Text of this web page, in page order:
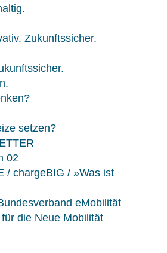
Zukunftssicher.
setzen?
02
/ chargeBIG / »Was ist
eMobilität
die Neue Mobilität